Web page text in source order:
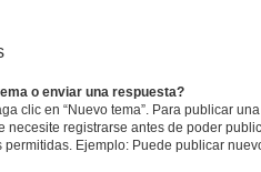
o enviar una respuesta?
clic en “Nuevo tema”. Para publicar
necesite registrarse antes de poder
Ejemplo: Puede publicar